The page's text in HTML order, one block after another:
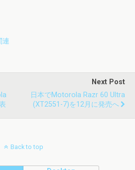
連
Next Post
日本でmotorola Razr 60 Ultra
(XT2551-7)を12月に発売へ
Back to top